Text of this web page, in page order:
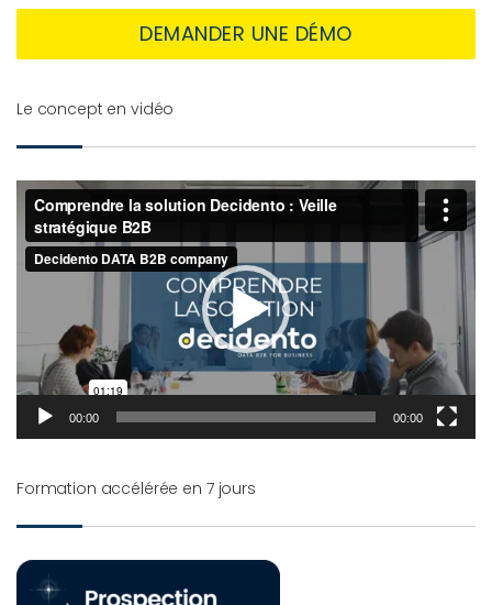
DEMANDER UNE DÉMO
Le concept en vidéo
Lecteur
vidéo
00:00 00:00
Formation accélérée en 7 jours